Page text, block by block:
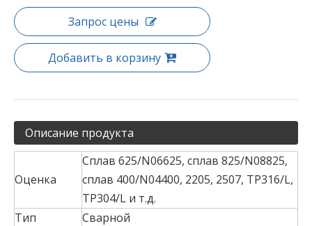
Запрос цены
Добавить в корзину
Описание продукта
Оценка
Сплав 625/N06625, сплав 825/N08825,
сплав 400/N04400, 2205, 2507, TP316/L,
TP304/L и т.д.
Тип
Сварной